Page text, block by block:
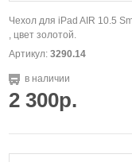
Чехол для iPad AIR 10.5
, цвет золотой.
Артикул: 3290.14
в наличии
2 300р.